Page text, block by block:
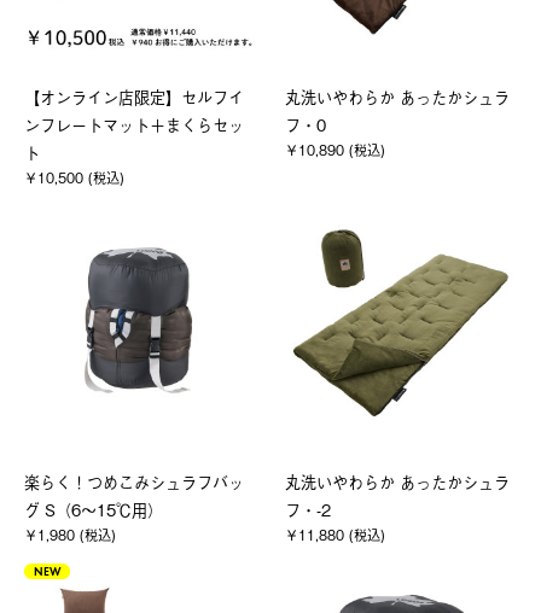
【オンライン店限定】セルフイ
ンフレートマット＋まくらセッ
ト
￥10,500 (税込)
丸洗いやわらか あったかシュラ
フ・0
￥10,890 (税込)
楽らく！つめこみシュラフバッ
グ S（6～15℃用）
￥1,980 (税込)
丸洗いやわらか あったかシュラ
フ・-2
￥11,880 (税込)
NEW